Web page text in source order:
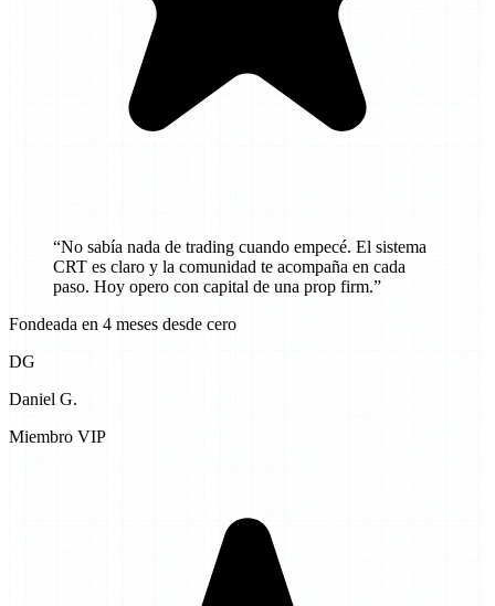
“No sabía nada de trading cuando empecé. El sistema
CRT es claro y la comunidad te acompaña en cada
paso. Hoy opero con capital de una prop firm.”
Fondeada en 4 meses desde cero
DG
Daniel G.
Miembro VIP